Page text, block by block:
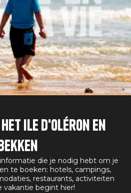
Ile d'Oléron en
die je nodig hebt om je
te boeken: hotels, campings,
restaurants, activiteiten
vakantie begint hier!